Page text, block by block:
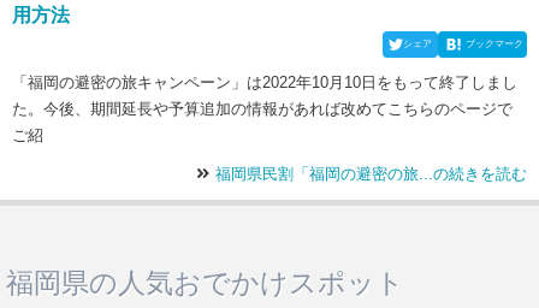
用方法
シェア ブックマーク
「福岡の避密の旅キャンペーン」は2022年10月10日をもって終了しまし
た。今後、期間延長や予算追加の情報があれば改めてこちらのページで
ご紹
福岡県民割「福岡の避密の旅...の続きを読む
福岡県の人気おでかけスポット